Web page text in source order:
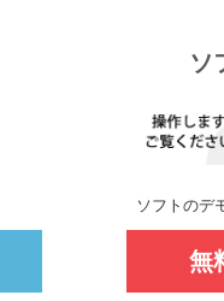
ソ
ソフトのデ
無